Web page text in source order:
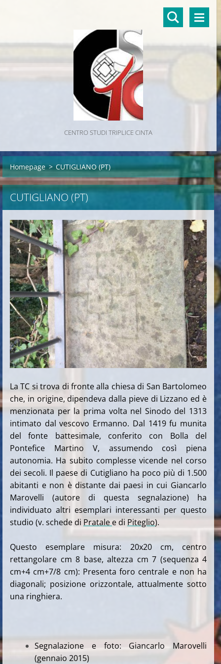
CENTRO STUDI TRIPLICE CINTA
Homepage > CUTIGLIANO (PT)
CUTIGLIANO (PT)
La TC si trova di fronte alla chiesa di San Bartolomeo
che, in origine, dipendeva dalla pieve di Lizzano ed è
menzionata per la prima volta nel Sinodo del 1313
intimato dal vescovo Ermanno. Dal 1419 fu munita
del fonte battesimale, conferito con Bolla del
Pontefice Martino V, assumendo così piena
autonomia. Ha subito complesse vicende nel corso
dei secoli. Il paese di Cutigliano ha poco più di 1.500
abitanti e non è distante dai paesi in cui Giancarlo
Marovelli (autore di questa segnalazione) ha
individuato altri esemplari interessanti per questo
studio (v. schede di Pratale e di Piteglio).
Questo esemplare misura: 20x20 cm, centro
rettangolare cm 8 base, altezza cm 7 (sequenza 4
cm+4 cm+7/8 cm): Presenta foro centrale e non ha
diagonali; posizione orizzontale, attualmente sotto
una ringhiera.
Segnalazione e foto: Giancarlo Marovelli
(gennaio 2015)